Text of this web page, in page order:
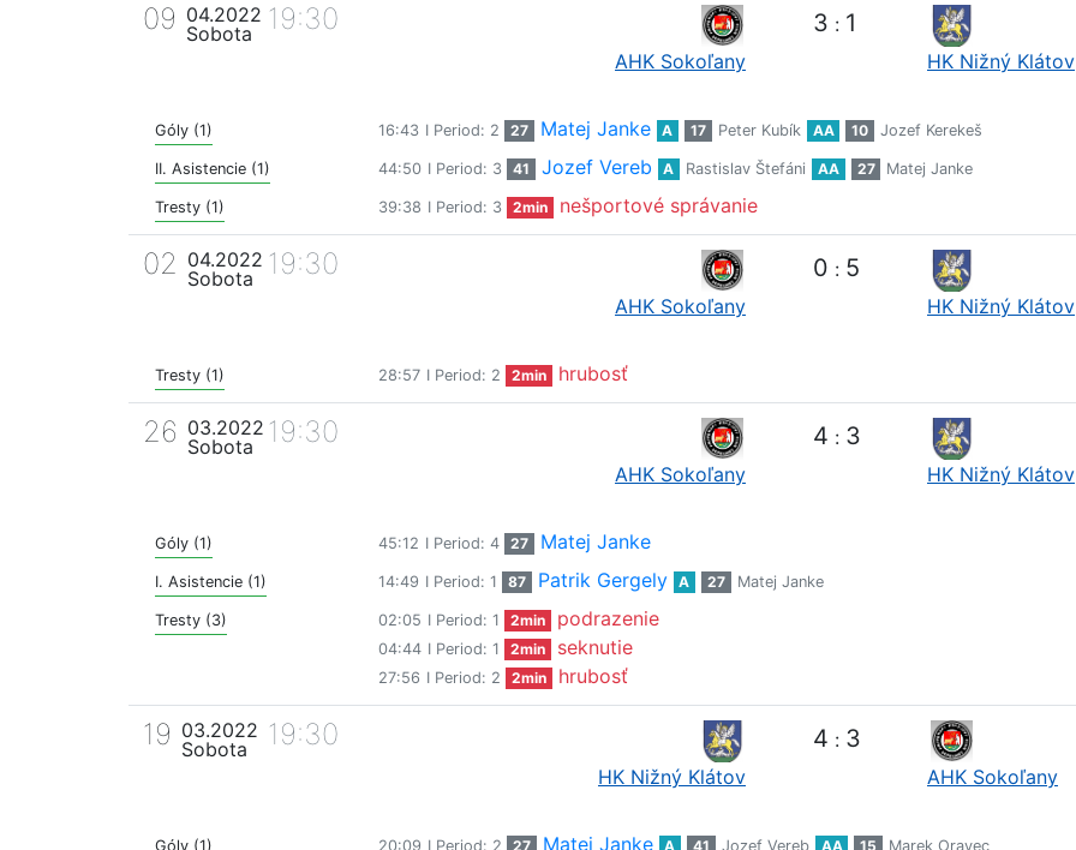
09 04.2022
Sobota
19:30
AHK Sokoľany
3 : 1
HK Nižný Klátov
Góly (1) 16:43 I Period: 2 27 Matej Janke A 17 Peter Kubík AA 10 Jozef Kerekeš
II. Asistencie (1) 44:50 I Period: 3 41 Jozef Vereb A Rastislav Štefáni AA 27 Matej Janke
Tresty (1) 39:38 I Period: 3 2min nešportové správanie
02 04.2022
Sobota
19:30
AHK Sokoľany
0 : 5
HK Nižný Klátov
Tresty (1) 28:57 I Period: 2 2min hrubosť
26 03.2022
Sobota
19:30
AHK Sokoľany
4 : 3
HK Nižný Klátov
Góly (1) 45:12 I Period: 4 27 Matej Janke
I. Asistencie (1) 14:49 I Period: 1 87 Patrik Gergely A 27 Matej Janke
Tresty (3) 02:05 I Period: 1 2min podrazenie
04:44 I Period: 1 2min seknutie
27:56 I Period: 2 2min hrubosť
19 03.2022
Sobota
19:30
HK Nižný Klátov
4 : 3
AHK Sokoľany
Góly (1) 20:09 I Period: 2 27 Matej Janke A 41 Jozef Vereb AA 15 Marek Oravec